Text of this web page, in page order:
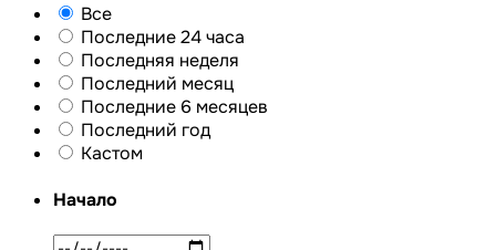
Все
Последние 24 часа
Последняя неделя
Последний месяц
Последние 6 месяцев
Последний год
Кастом
Начало